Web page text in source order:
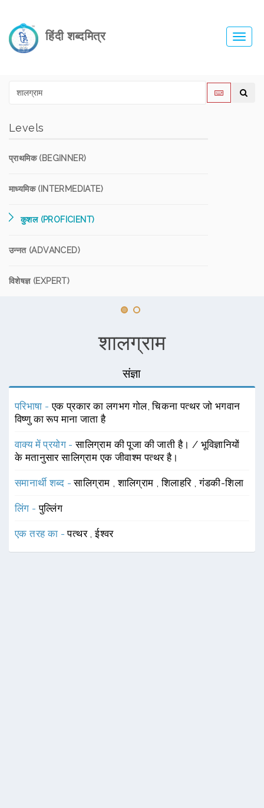
हिंदी शब्दमित्र
Levels
प्राथमिक (BEGINNER)
माध्यमिक (INTERMEDIATE)
कुशल (PROFICIENT)
उन्नत (ADVANCED)
विशेषज्ञ (EXPERT)
शालग्राम
संज्ञा
परिभाषा -एक प्रकार का लगभग गोल, चिकना पत्थर जो भगवान
विष्णु का रूप माना जाता है
वाक्य में प्रयोग -सालिग्राम की पूजा की जाती है। / भूविज्ञानियों
के मतानुसार सालिग्राम एक जीवाश्म पत्थर है।
समानार्थी शब्द -सालिग्राम ,शालिग्राम ,शिलाहरि ,गंडकी-शिला
लिंग -पुल्लिंग
एक तरह का -पत्थर ,ईश्वर